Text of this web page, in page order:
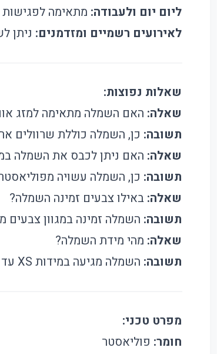
ליום יום ולעבודה: מתאימה לפגישות
לאירועים רשמיים ומזדמנים: ניתן
שאלות נפוצות:
שאלה: האם השמלה מתאימה למזג
תשובה: כן, השמלה כוללת שרוולים
שאלה: האם ניתן לכבס את השמלה
תשובה: כן, השמלה עשויה
שאלה: באילו צבעים זמינה השמלה?
תשובה: השמלה זמינה במגוון צבעים
שאלה: מהי מידת השמלה?
תשובה: השמלה מגיעה במידות XS עד L, עם פירוט מידות מדויק באתר.
מפרט טכני:
חומר: פוליאסטר